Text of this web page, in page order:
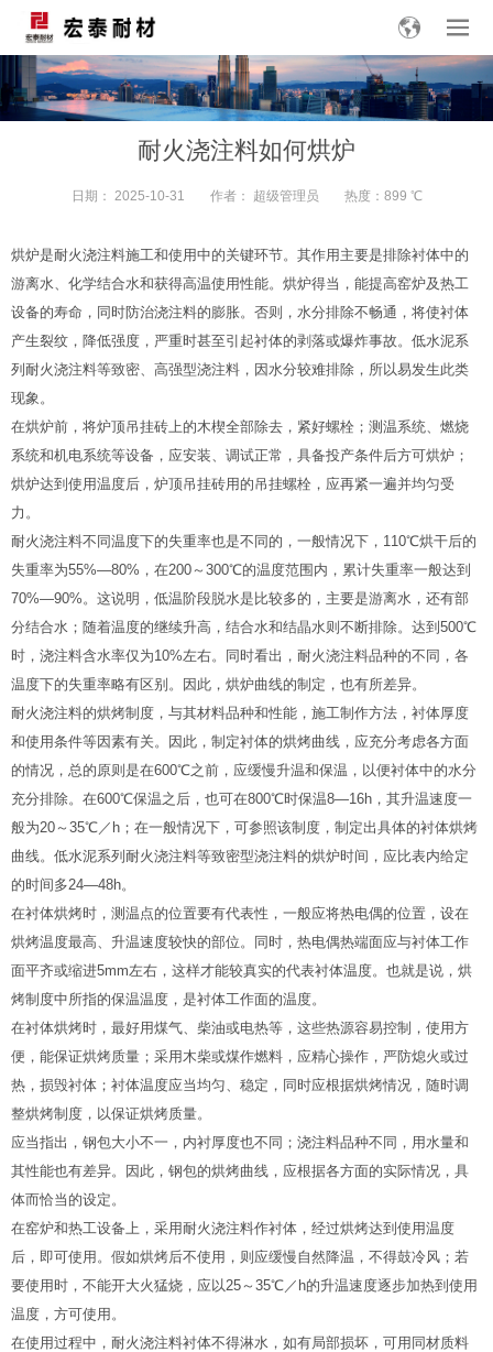
耐火浇注料如何烘炉
日期： 2025-10-31 作者： 超级管理员 热度：899 ℃
烘炉是耐火浇注料施工和使用中的关键环节。其作用主要是排除衬体中的
游离水、化学结合水和获得高温使用性能。烘炉得当，能提高窑炉及热工
设备的寿命，同时防治浇注料的膨胀。否则，水分排除不畅通，将使衬体
产生裂纹，降低强度，严重时甚至引起衬体的剥落或爆炸事故。低水泥系
列耐火浇注料等致密、高强型浇注料，因水分较难排除，所以易发生此类
现象。
在烘炉前，将炉顶吊挂砖上的木楔全部除去，紧好螺栓；测温系统、燃烧
系统和机电系统等设备，应安装、调试正常，具备投产条件后方可烘炉；
烘炉达到使用温度后，炉顶吊挂砖用的吊挂螺栓，应再紧一遍并均匀受
力。
耐火浇注料不同温度下的失重率也是不同的，一般情况下，110℃烘干后的
失重率为55%—80%，在200～300℃的温度范围内，累计失重率一般达到
70%—90%。这说明，低温阶段脱水是比较多的，主要是游离水，还有部
分结合水；随着温度的继续升高，结合水和结晶水则不断排除。达到500℃
时，浇注料含水率仅为10%左右。同时看出，耐火浇注料品种的不同，各
温度下的失重率略有区别。因此，烘炉曲线的制定，也有所差异。
耐火浇注料的烘烤制度，与其材料品种和性能，施工制作方法，衬体厚度
和使用条件等因素有关。因此，制定衬体的烘烤曲线，应充分考虑各方面
的情况，总的原则是在600℃之前，应缓慢升温和保温，以便衬体中的水分
充分排除。在600℃保温之后，也可在800℃时保温8—16h，其升温速度一
般为20～35℃／h；在一般情况下，可参照该制度，制定出具体的衬体烘烤
曲线。低水泥系列耐火浇注料等致密型浇注料的烘炉时间，应比表内给定
的时间多24—48h。
在衬体烘烤时，测温点的位置要有代表性，一般应将热电偶的位置，设在
烘烤温度最高、升温速度较快的部位。同时，热电偶热端面应与衬体工作
面平齐或缩进5mm左右，这样才能较真实的代表衬体温度。也就是说，烘
烤制度中所指的保温温度，是衬体工作面的温度。
在衬体烘烤时，最好用煤气、柴油或电热等，这些热源容易控制，使用方
便，能保证烘烤质量；采用木柴或煤作燃料，应精心操作，严防熄火或过
热，损毁衬体；衬体温度应当均匀、稳定，同时应根据烘烤情况，随时调
整烘烤制度，以保证烘烤质量。
应当指出，钢包大小不一，内衬厚度也不同；浇注料品种不同，用水量和
其性能也有差异。因此，钢包的烘烤曲线，应根据各方面的实际情况，具
体而恰当的设定。
在窑炉和热工设备上，采用耐火浇注料作衬体，经过烘烤达到使用温度
后，即可使用。假如烘烤后不使用，则应缓慢自然降温，不得鼓冷风；若
要使用时，不能开大火猛烧，应以25～35℃／h的升温速度逐步加热到使用
温度，方可使用。
在使用过程中，耐火浇注料衬体不得淋水，如有局部损坏，可用同材质料